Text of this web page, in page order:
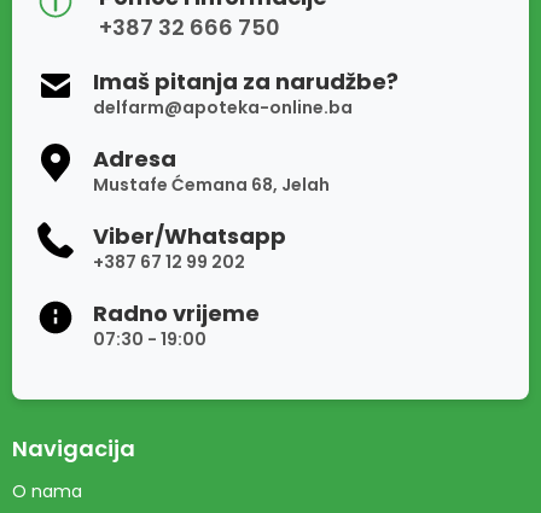
+387 32 666 750
Imaš pitanja za narudžbe?
delfarm@apoteka-online.ba
Adresa
Mustafe Ćemana 68, Jelah
Viber/Whatsapp
+387 67 12 99 202
Radno vrijeme
07:30 - 19:00
Navigacija
O nama